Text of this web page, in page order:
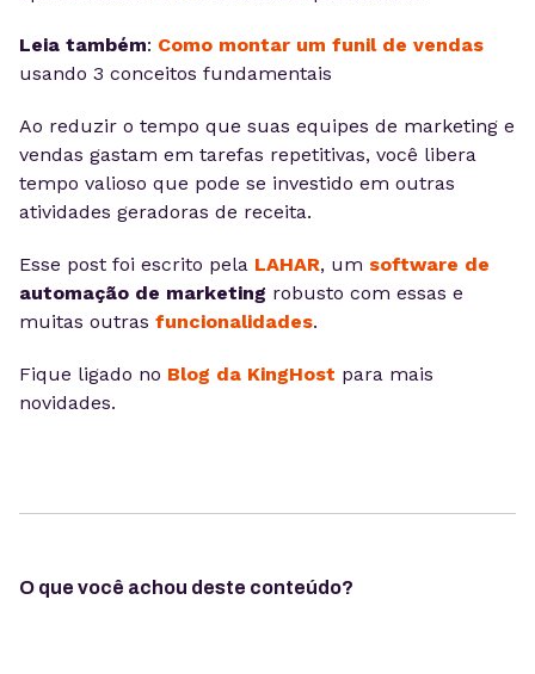
Leia também: Como montar um funil de vendas
usando 3 conceitos fundamentais
Ao reduzir o tempo que suas equipes de marketing e
vendas gastam em tarefas repetitivas, você libera
tempo valioso que pode se investido em outras
atividades geradoras de receita.
Esse post foi escrito pela LAHAR, um software de
automação de marketing robusto com essas e
muitas outras funcionalidades.
Fique ligado no Blog da KingHost para mais
novidades.
O que você achou deste conteúdo?